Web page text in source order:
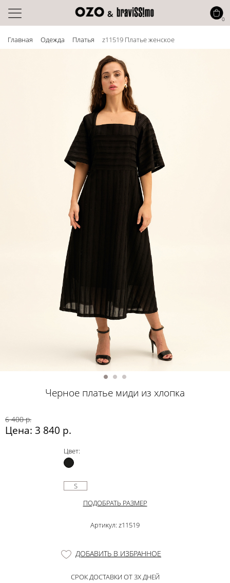
Главная Одежда Платья z11519 Платье женское
Черное платье миди из хлопка
6 400 р.
Цена: 3 840 р.
Цвет:
S
ПОДОБРАТЬ РАЗМЕР
Артикул: z11519
ДОБАВИТЬ В ИЗБРАННОЕ
СРОК ДОСТАВКИ ОТ 3Х ДНЕЙ
0